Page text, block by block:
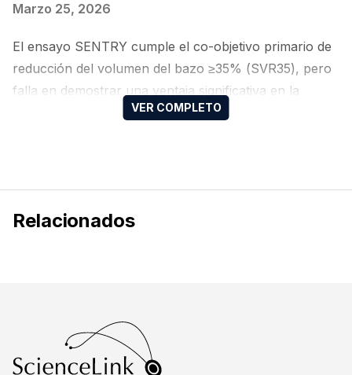
Marzo 25, 2026
El ensayo SENTRY cumple el co-objetivo primario de
reducción del volumen del bazo ≥35% (SVR35), pero
falla en demostrar una ventaja significativa en la
mejoría de los síntomas frente a ruxolitinib solo
Relacionados